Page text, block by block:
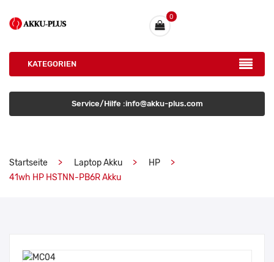
0
KATEGORIEN
Service/Hilfe :info@akku-plus.com
Startseite Laptop Akku
HP
41wh HP HSTNN-PB6R Akku